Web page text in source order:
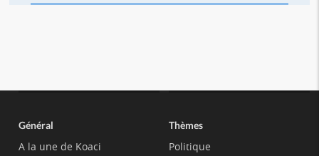
Général
A la une de Koaci
Thèmes
Politique